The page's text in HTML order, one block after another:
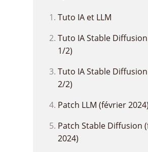
Tuto IA et LLM
Tuto IA Stable
1/2)
Tuto IA Stable
2/2)
Patch LLM (février 2024)
Patch Stable Diffusion
2024)